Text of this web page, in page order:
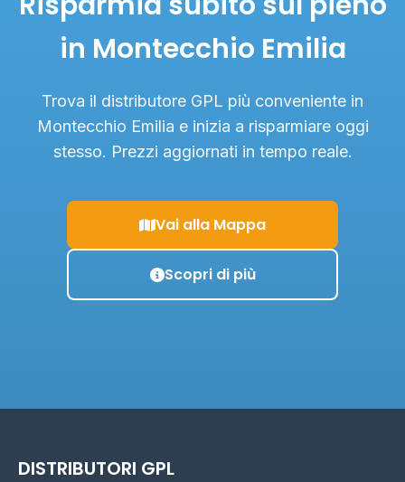
in Montecchio Emilia
Trova il distributore GPL più conveniente in
Montecchio Emilia e inizia a risparmiare oggi
stesso. Prezzi aggiornati in tempo reale.
Vai alla Mappa
Scopri di più
DISTRIBUTORI GPL